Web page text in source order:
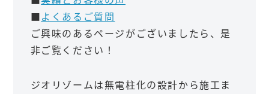
■よくあるご質問
ご興味のあるページがございましたら、是
非ご覧ください！
ジオリゾームは無電柱化の設計から施工ま